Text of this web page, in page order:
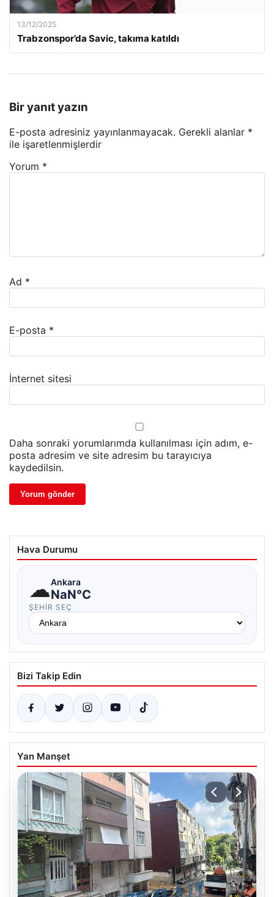
13/12/2025
Trabzonspor’da Savic, takıma katıldı
Bir yanıt yazın
E-posta adresiniz yayınlanmayacak. Gerekli alanlar *
ile işaretlenmişlerdir
Yorum *
Ad *
E-posta *
İnternet sitesi
Daha sonraki yorumlarımda kullanılması için adım, e-
posta adresim ve site adresim bu tarayıcıya
kaydedilsin.
Hava Durumu
☁Ankara
NaN°C
ŞEHIR SEÇ
Bizi Takip Edin
Yan Manşet